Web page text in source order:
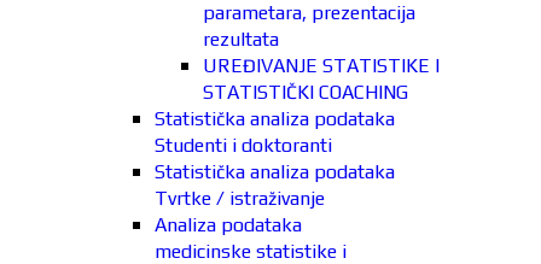
parametara, prezentacija
rezultata
UREĐIVANJE STATISTIKE I
STATISTIČKI COACHING
Statistička analiza podataka
Studenti i doktoranti
Statistička analiza podataka
Tvrtke / istraživanje
Analiza podataka
medicinske statistike i